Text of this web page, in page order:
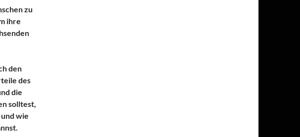
zu
ihre
den
des
die
solltest,
wie